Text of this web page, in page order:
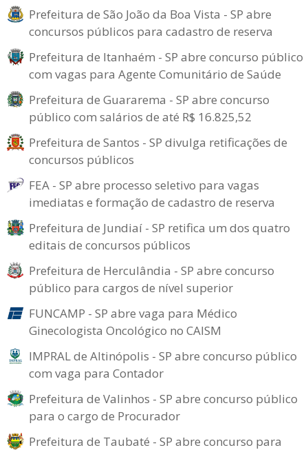
Prefeitura de São João da Boa Vista - SP abre
concursos públicos para cadastro de reserva
Prefeitura de Itanhaém - SP abre concurso público
com vagas para Agente Comunitário de Saúde
Prefeitura de Guararema - SP abre concurso
público com salários de até R$ 16.825,52
Prefeitura de Santos - SP divulga retificações de
concursos públicos
FEA - SP abre processo seletivo para vagas
imediatas e formação de cadastro de reserva
Prefeitura de Jundiaí - SP retifica um dos quatro
editais de concursos públicos
Prefeitura de Herculândia - SP abre concurso
público para cargos de nível superior
FUNCAMP - SP abre vaga para Médico
Ginecologista Oncológico no CAISM
IMPRAL de Altinópolis - SP abre concurso público
com vaga para Contador
Prefeitura de Valinhos - SP abre concurso público
para o cargo de Procurador
Prefeitura de Taubaté - SP abre concurso para